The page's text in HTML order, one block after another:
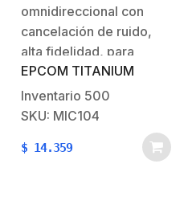
interior, con distancia de
recepción de 50 – 120 m
cuadrados
omnidireccional con
cancelación de ruido,
alta fidelidad, para
interior, con distancia de
recepción de 50 – 120
m cuadradosLos
micrófonos de la serie
MIC son de alta fidelidad
EPCOM TITANIUM
Inventario 500
SKU: MIC104
$ 14.359